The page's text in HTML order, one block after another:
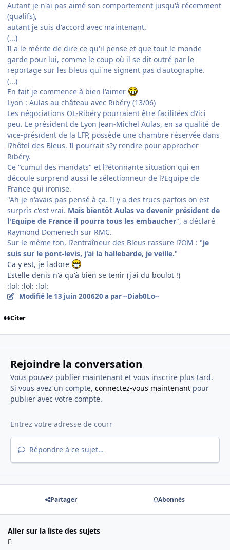
Autant je n'ai pas aimé son comportement jusqu'à récemment
(qualifs),
autant je suis d'accord avec maintenant.
(...)
Il a le mérite de dire ce qu'il pense et que tout le monde
garde pour lui, comme le coup où il se dit outré par le
reportage sur les bleus qui ne signent pas d'autographe.
(...)
En fait je commence à bien l'aimer
Lyon : Aulas au château avec Ribéry (13/06)
Les négociations OL-Ribéry pourraient être facilitées d?ici
peu. Le président de Lyon Jean-Michel Aulas, en sa qualité de
vice-président de la LFP, possède une chambre réservée dans
l?hôtel des Bleus. Il pourrait s?y rendre pour approcher
Ribéry.
Ce "cumul des mandats" et l?étonnante situation qui en
découle surprend aussi le sélectionneur de l?Equipe de
France qui ironise.
"Ah je n'avais pas pensé à ça. Il y a des trucs parfois on est
surpris c'est vrai. Mais bientôt Aulas va devenir président de
l'Equipe de France il pourra tous les embaucher", a déclaré
Raymond Domenech sur RMC.
Sur le même ton, l?entraîneur des Bleus rassure l?OM : "je
suis sur le pont-levis, j'ai la hallebarde, je veille."
Ca y est, je l'adore
Estelle denis n'a qu'à bien se tenir (j'ai du boulot !)
:lol: :lol: :lol:
Modifié le 13 juin 200620 a par --Diab0Lo--
Citer
Rejoindre la conversation
Vous pouvez publier maintenant et vous inscrire plus tard.
Si vous avez un compte, connectez-vous maintenantpour
publier avec votre compte.
Répondre à ce sujet…
Partager Abonnés
Aller sur la liste des sujets